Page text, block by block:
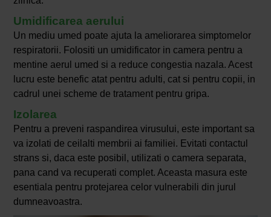
Umidificarea aerului
Un mediu umed poate ajuta la ameliorarea simptomelor
respiratorii. Folositi un umidificator in camera pentru a
mentine aerul umed si a reduce congestia nazala. Acest
lucru este benefic atat pentru adulti, cat si pentru copii, in
cadrul unei scheme de tratament pentru gripa.
Izolarea
Pentru a preveni raspandirea virusului, este important sa
va izolati de ceilalti membrii ai familiei. Evitati contactul
strans si, daca este posibil, utilizati o camera separata,
pana cand va recuperati complet. Aceasta masura este
esentiala pentru protejarea celor vulnerabili din jurul
dumneavoastra.